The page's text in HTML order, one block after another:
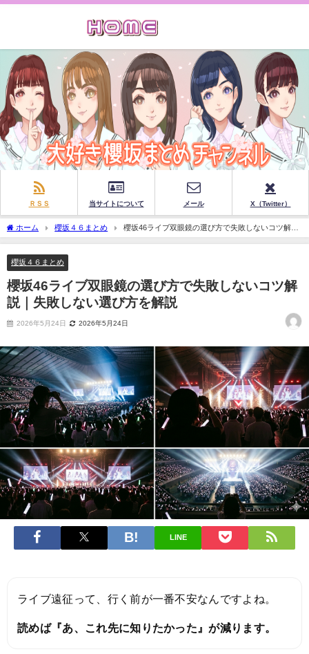
ＲＳＳ 当サイトについて メール X（Twitter）
ホーム 櫻坂４６まとめ
櫻坂46ライブ双眼鏡の選び方で失敗しないコツ解説
｜失敗しない選び方を解説
櫻坂４６まとめ
櫻坂46ライブ双眼鏡の選び方で失敗しないコツ解
説｜失敗しない選び方を解説
2026年5月24日 2026年5月24日
LINE
ライブ遠征って、行く前が一番不安なんですよね。
読めば『あ、これ先に知りたかった』が減ります。